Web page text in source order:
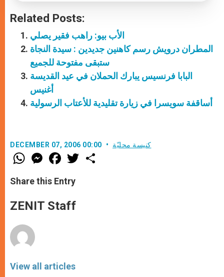
Related Posts:
الأب بيو: راهب فقير يصلي
المطران درويش رسم كاهنين جديدين : سيدة النجاة
ستبقى مفتوحة للجميع
البابا فرنسيس يبارك الحملان في عيد القديسة
أغنيس
أساقفة سويسرا في زيارة تقليدية للأعتاب الرسولية
DECEMBER 07, 2006 00:00 كنيسة محليّة
W
h
t
s
p
p
M
e
s
e
g
e
F
a
e
b
o
k
w
Share this Entry
ZENIT Staff
View all articles